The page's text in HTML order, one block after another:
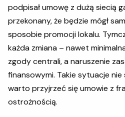
podpisał umowę z dużą siecią
przekonany, że będzie mógł
sposobie promocji lokalu.
każda zmiana – nawet
zgody centrali, a naruszenie
finansowymi. Takie sytuacje
warto przyjrzeć się umowie z
ostrożnością.